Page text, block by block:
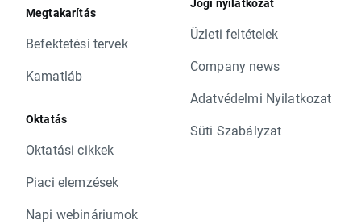
Megtakarítás
Befektetési tervek
Kamatláb
Oktatás
Oktatási cikkek
Piaci elemzések
Napi webináriumok
Üzleti feltételek
Company news
Adatvédelmi Nyilatkozat
Süti Szabályzat